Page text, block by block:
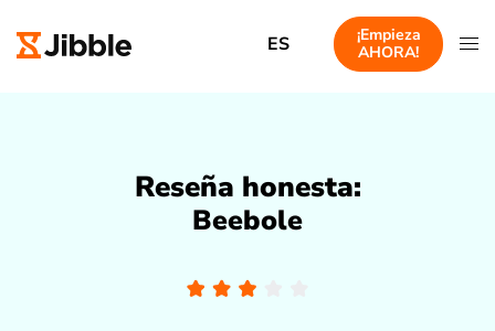
ES
¡Empieza
AHORA!
Reseña honesta:
Beebole